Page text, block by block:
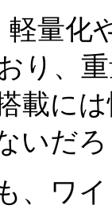
量化
り、
載に
いだ
、ワ